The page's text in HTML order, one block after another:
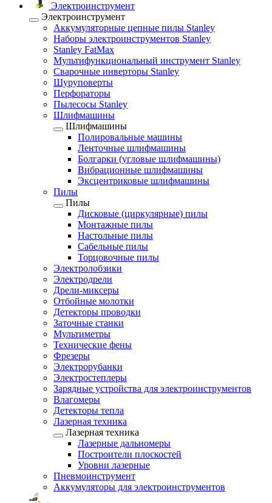
Электроинструмент
Электроинструмент
Аккумуляторные цепные пилы Stanley
Наборы электроинструментов Stanley
Stanley FatMax
Мультифункциональный инструмент Stanley
Сварочные инверторы Stanley
Шуруповерты
Перфораторы
Пылесосы Stanley
Шлифмашины
Шлифмашины
Полировальные машины
Ленточные шлифмашины
Болгарки (угловые шлифмашины)
Вибрационные шлифмашины
Эксцентриковые шлифмашины
Пилы
Пилы
Дисковые (циркулярные) пилы
Монтажные пилы
Настольные пилы
Сабельные пилы
Торцовочные пилы
Электролобзики
Электродрели
Дрели-миксеры
Отбойные молотки
Детекторы проводки
Заточные станки
Мультиметры
Технические фены
Фрезеры
Электрорубанки
Электростеплеры
Зарядные устройства для электроинструментов
Влагомеры
Детекторы тепла
Лазерная техника
Лазерная техника
Лазерные дальномеры
Построители плоскостей
Уровни лазерные
Пневмоинструмент
Аккумуляторы для электроинструментов